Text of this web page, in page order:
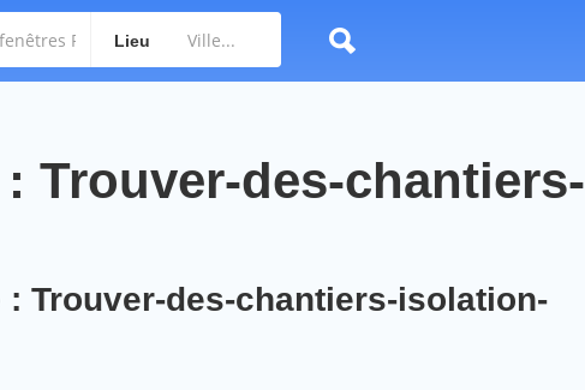
Lieu
Trouver-des-chantiers-
Trouver-des-chantiers-isolation-